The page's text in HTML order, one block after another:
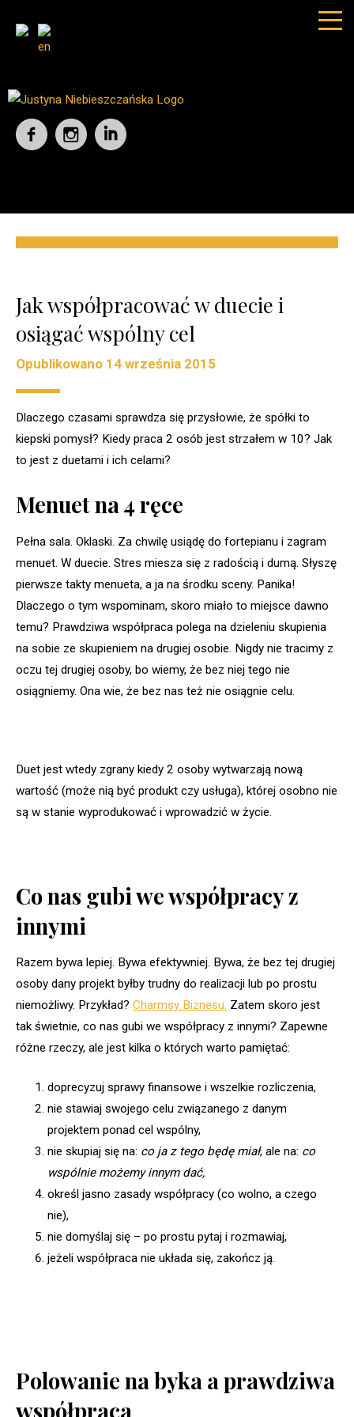
Jak współpracować w duecie i
osiągać wspólny cel
Opublikowano 14 września 2015
Dlaczego czasami sprawdza się przysłowie, że spółki to
kiepski pomysł? Kiedy praca 2 osób jest strzałem w 10? Jak
to jest z duetami i ich celami?
Menuet na 4 ręce
Pełna sala. Oklaski. Za chwilę usiądę do fortepianu i zagram
menuet. W duecie. Stres miesza się z radością i dumą. Słyszę
pierwsze takty menueta, a ja na środku sceny. Panika!
Dlaczego o tym wspominam, skoro miało to miejsce dawno
temu? Prawdziwa współpraca polega na dzieleniu skupienia
na sobie ze skupieniem na drugiej osobie. Nigdy nie tracimy z
oczu tej drugiej osoby, bo wiemy, że bez niej tego nie
osiągniemy. Ona wie, że bez nas też nie osiągnie celu.
Duet jest wtedy zgrany kiedy 2 osoby wytwarzają nową
wartość (może nią być produkt czy usługa), której osobno nie
są w stanie wyprodukować i wprowadzić w życie.
Co nas gubi we współpracy z
innymi
Razem bywa lepiej. Bywa efektywniej. Bywa, że bez tej drugiej
osoby dany projekt byłby trudny do realizacji lub po prostu
niemożliwy. Przykład? Charmsy Biznesu. Zatem skoro jest
tak świetnie, co nas gubi we współpracy z innymi? Zapewne
różne rzeczy, ale jest kilka o których warto pamiętać:
doprecyzuj sprawy finansowe i wszelkie rozliczenia,
nie stawiaj swojego celu związanego z danym
projektem ponad cel wspólny,
nie skupiaj się na: co ja z tego będę miał, ale na: co
wspólnie możemy innym dać,
określ jasno zasady współpracy (co wolno, a czego
nie),
nie domyślaj się – po prostu pytaj i rozmawiaj,
jeżeli współpraca nie układa się, zakończ ją.
Polowanie na byka a prawdziwa
współpraca